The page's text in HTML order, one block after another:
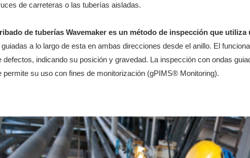
de carreteras o las tuberías aisladas.
de tuberías Wavemaker es un método de inspección que
a lo largo de esta en ambas direcciones desde el anillo. El
defectos, indicando su posición y gravedad. La inspección con ondas
permite su uso con fines de monitorización (gPIMS® Monitoring).